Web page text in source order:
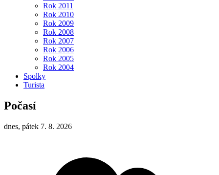
Rok 2011
Rok 2010
Rok 2009
Rok 2008
Rok 2007
Rok 2006
Rok 2005
Rok 2004
Spolky
Turista
Počasí
dnes, pátek 7. 8. 2026